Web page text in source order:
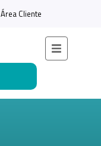
Área Cliente